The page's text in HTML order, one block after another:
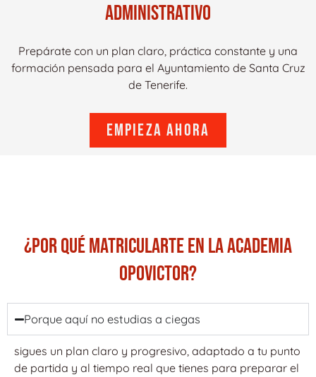
ADMINISTRATIVO
Prepárate con un plan claro, práctica constante y una
formación pensada para el Ayuntamiento de Santa Cruz
de Tenerife.
Empieza ahora
¿POR QUÉ MATRICULARTE EN LA ACADEMIA
OPOVICTOR?
Porque aquí no estudias a ciegas
sigues un plan claro y progresivo, adaptado a tu punto
de partida y al tiempo real que tienes para preparar el